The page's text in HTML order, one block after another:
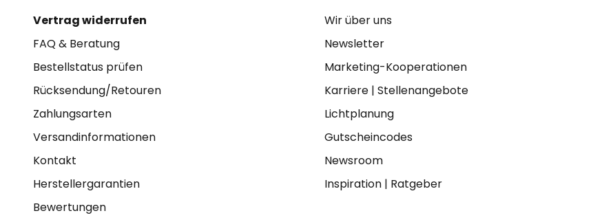
Vertrag widerrufen
FAQ & Beratung
Bestellstatus prüfen
Rücksendung/Retouren
Zahlungsarten
Versandinformationen
Kontakt
Herstellergarantien
Bewertungen
Wir über uns
Newsletter
Marketing-Kooperationen
Karriere| Stellenangebote
Lichtplanung
Gutscheincodes
Newsroom
Inspiration| Ratgeber